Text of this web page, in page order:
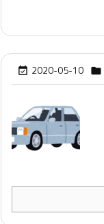
 2020-05-10 